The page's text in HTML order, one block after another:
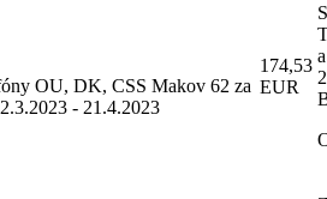
OU, DK, CSS Makov 62 za
- 21.4.2023
174,53
EUR